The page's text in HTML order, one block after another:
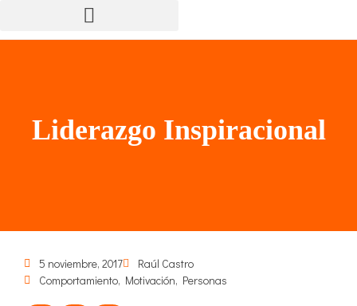
Liderazgo Inspiracional
5 noviembre, 2017
Raúl Castro
Comportamiento, Motivación, Personas